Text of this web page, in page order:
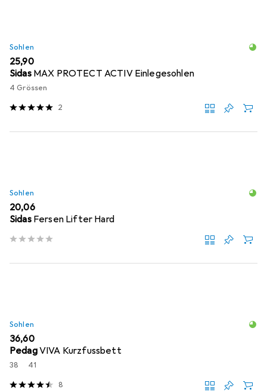
Sohlen
EUR
25,90
Sidas MAX PROTECT ACTIV Einlegesohlen
4 Grössen
2
Sohlen
EUR
20,06
Sidas Fersen Lifter Hard
Sohlen
EUR
36,60
PedagVIVA Kurzfussbett
38 41
8